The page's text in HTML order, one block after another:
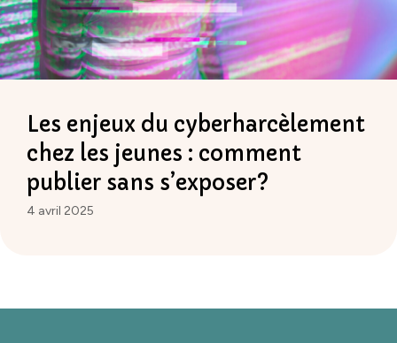
Les enjeux du cyberharcèlement
chez les jeunes : comment
publier sans s’exposer?
4 avril 2025